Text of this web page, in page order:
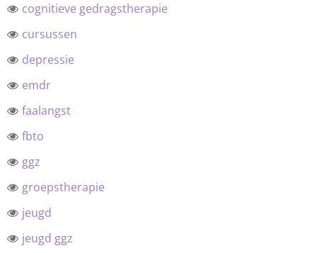
cognitieve gedragstherapie
cursussen
depressie
emdr
faalangst
fbto
ggz
groepstherapie
jeugd
jeugd ggz